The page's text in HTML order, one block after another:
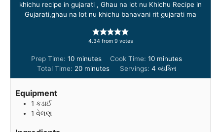
khichu recipe in gujarati , Ghau na lot nu Khichu Recipe in
Gujarati,ghau na lot nu khichu banavani rit gujarati ma
4.34from 9 votes
Prep Time:10m
i
n
minutes Cook Time: 10m
i
n
minutes
Total Time: 20m
i
minutes Servings: 4 વ્યક્તિ
Equipment
1 કડાઈ
1 વેલણ